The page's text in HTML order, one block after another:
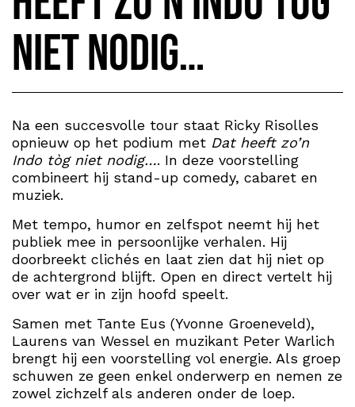
niet nodig…
Na een succesvolle tour staat Ricky Risolles
opnieuw op het podium met Dat heeft zo’n
Indo tòg niet nodig…. In deze voorstelling
combineert hij stand-up comedy, cabaret en
muziek.
Met tempo, humor en zelfspot neemt hij het
publiek mee in persoonlijke verhalen. Hij
doorbreekt clichés en laat zien dat hij niet op
de achtergrond blijft. Open en direct vertelt hij
over wat er in zijn hoofd speelt.
Samen met Tante Eus (Yvonne Groeneveld),
Laurens van Wessel en muzikant Peter Warlich
brengt hij een voorstelling vol energie. Als groep
schuwen ze geen enkel onderwerp en nemen ze
zowel zichzelf als anderen onder de loep.